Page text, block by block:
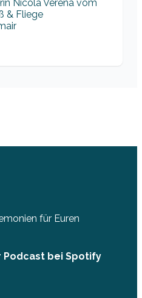
für Euren
Podcast bei Spotify